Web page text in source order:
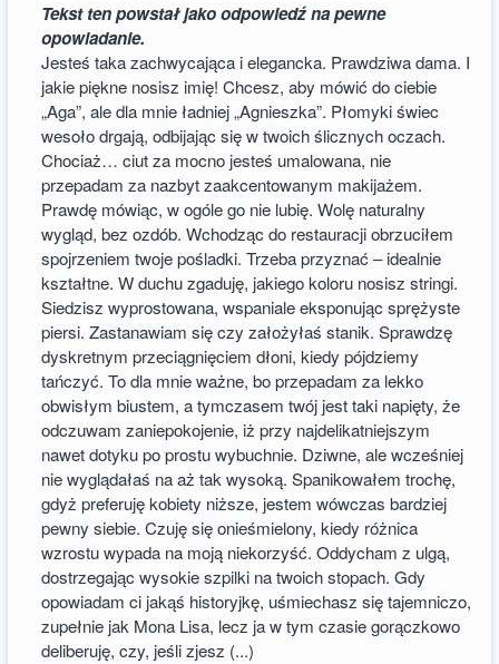
Tekst ten powstał jako odpowiedź na pewne
opowiadanie.
Jesteś taka zachwycająca i elegancka. Prawdziwa dama. I
jakie piękne nosisz imię! Chcesz, aby mówić do ciebie
„Aga”, ale dla mnie ładniej „Agnieszka”. Płomyki świec
wesoło drgają, odbijając się w twoich ślicznych oczach.
Chociaż… ciut za mocno jesteś umalowana, nie
przepadam za nazbyt zaakcentowanym makijażem.
Prawdę mówiąc, w ogóle go nie lubię. Wolę naturalny
wygląd, bez ozdób. Wchodząc do restauracji obrzuciłem
spojrzeniem twoje pośladki. Trzeba przyznać – idealnie
kształtne. W duchu zgaduję, jakiego koloru nosisz stringi.
Siedzisz wyprostowana, wspaniale eksponując sprężyste
piersi. Zastanawiam się czy założyłaś stanik. Sprawdzę
dyskretnym przeciągnięciem dłoni, kiedy pójdziemy
tańczyć. To dla mnie ważne, bo przepadam za lekko
obwisłym biustem, a tymczasem twój jest taki napięty, że
odczuwam zaniepokojenie, iż przy najdelikatniejszym
nawet dotyku po prostu wybuchnie. Dziwne, ale wcześniej
nie wyglądałaś na aż tak wysoką. Spanikowałem trochę,
gdyż preferuję kobiety niższe, jestem wówczas bardziej
pewny siebie. Czuję się onieśmielony, kiedy różnica
wzrostu wypada na moją niekorzyść. Oddycham z ulgą,
dostrzegając wysokie szpilki na twoich stopach. Gdy
opowiadam ci jakąś historyjkę, uśmiechasz się tajemniczo,
zupełnie jak Mona Lisa, lecz ja w tym czasie gorączkowo
deliberuję, czy, jeśli zjesz (...)